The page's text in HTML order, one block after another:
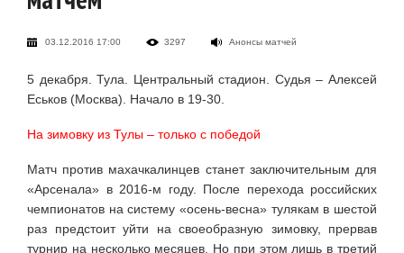
03.12.2016 17:00 3297 Анонсы матчей
5 декабря. Тула. Центральный стадион. Судья – Алексей
Еськов (Москва). Начало в 19-30.
На зимовку из Тулы – только с победой
Матч против махачкалинцев станет заключительным для
«Арсенала» в 2016-м году. После перехода российских
чемпионатов на систему «осень-весна» тулякам в шестой
раз предстоит уйти на своеобразную зимовку, прервав
турнир на несколько месяцев. Но при этом лишь в третий